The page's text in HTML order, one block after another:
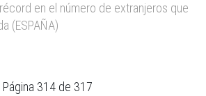
en el número de extranjeros que
(ESPAÑA)
Página 314 de 317